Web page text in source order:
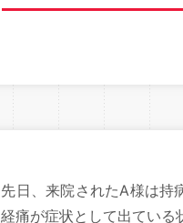
先日、来院されたA様は持
経痛が症状として出ている